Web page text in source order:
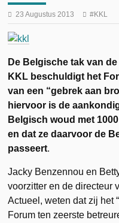
23 Augustus 2013 KKL
De Belgische tak van
KKL beschuldigt het
van een “gebrek aan
hiervoor is de
Belgisch woud met
en dat ze daarvoor de
passeert.
Jacky Benzennou en
voorzitter en de directeur
Actueel, weten dat zij het
Forum ten zeerste